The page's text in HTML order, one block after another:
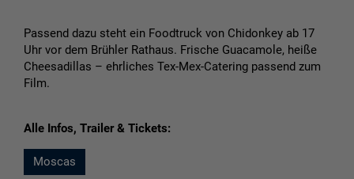
Passend dazu steht ein Foodtruck von Chidonkey ab 17
Uhr vor dem Brühler Rathaus. Frische Guacamole, heiße
Cheesadillas – ehrliches Tex-Mex-Catering passend zum
Film.
Alle Infos, Trailer & Tickets:
Moscas